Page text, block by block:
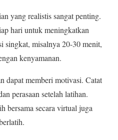
yang realistis sangat penting.
hari untuk meningkatkan
singkat, misalnya 20-30 menit,
kenyamanan.
dapat memberi motivasi. Catat
perasaan setelah latihan.
bersama secara virtual juga